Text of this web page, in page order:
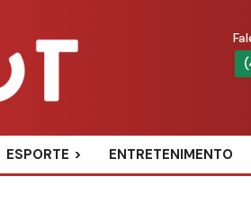
ESPORTE ENTRETENIMENTO